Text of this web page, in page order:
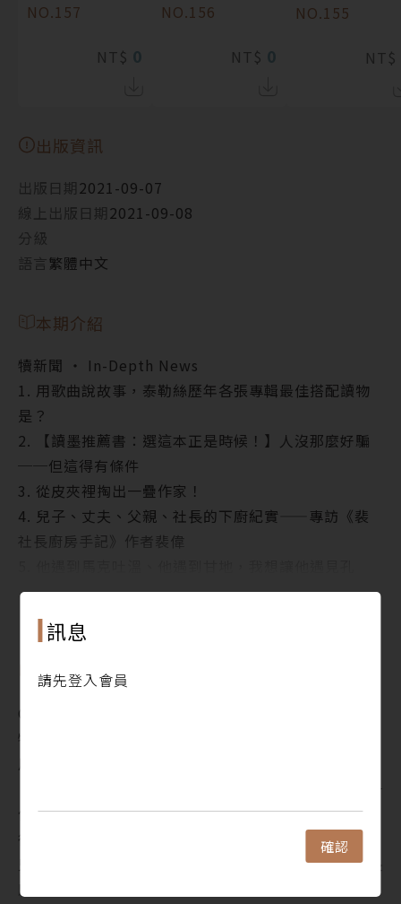
訊息
請先登入會員
確認
NO.157
NT$ 0
NO.156
NT$ 0
NO.155
NT$
出版資訊
出版日期2021-09-07
線上出版日期2021-09-08
分級
語言繁體中文
本期介紹
犢新聞 ‧ In-Depth News
1. 用歌曲說故事，泰勒絲歷年各張專輯最佳搭配讀物
是？
2. 【讀墨推薦書：選這本正是時候！】人沒那麼好騙
──但這得有條件
3. 從皮夾裡掏出一疊作家！
4. 兒子、丈夫、父親、社長的下廚紀實——專訪《裴
社長廚房手記》作者裴偉
子，但時間不對──專訪《傳奇之人》作者強森
犢人物 ‧ People
1. 「我想創造一個能勇敢追求夢想的世界。」——專
犢焦點 ‧ Focus
1. 美國領事與斯卡羅領袖坐地談和，史稱「南岬之
盟」
2. 聽了「斯卡羅」的故事，我未竟的戶口調查，似乎
3. 哲學家：言論自由沒有禁止別人批評你
犢故事 ‧ Monthly Special：試讀收錄
1. 一只金屬箱子如何開啟全球貿易的巨大改變 ──
《貨櫃與航運》
目錄
Contents
犢新聞 ‧ Indepth News
【讀墨推薦書：選這本正是時候！】人沒那麼好騙──
但這得有條件
從皮夾裡掏出一疊作家！
兒子、丈夫、父親、社長的下廚紀實──專訪《裴社長
廚房手記》作者裴偉